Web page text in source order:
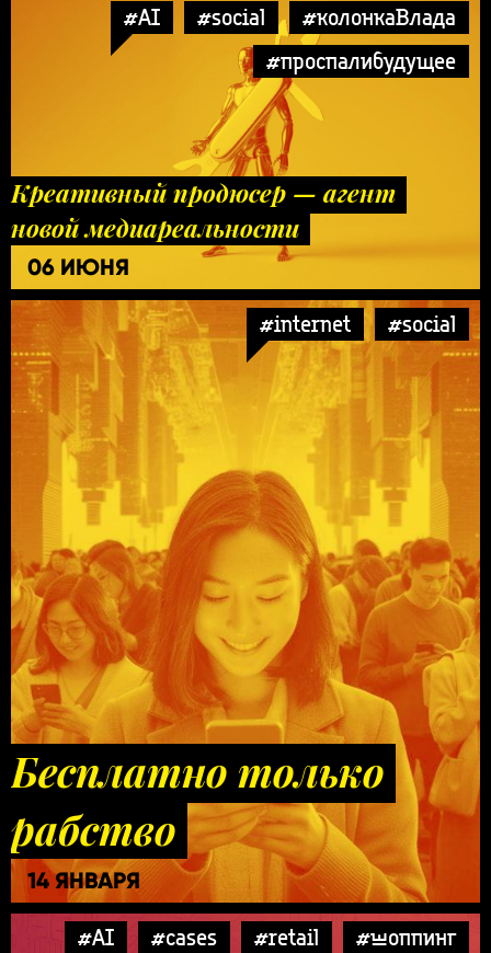
#AI #social
#колонкаВлада
#проспалибудущее
Креативный продюсер — агент
новой медиареальности
06 ИЮНЯ
#internet #social
Бесплатно только
рабство
14 ЯНВАРЯ
#AI #cases #retail #шоппинг